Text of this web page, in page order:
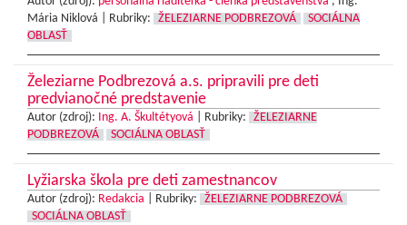
Mária Niklová |
Rubriky: ŽELEZIARNE PODBREZOVÁ
SOCIÁLNA
OBLASŤ
Železiarne Podbrezová a.s. pripravili pre deti
predvianočné predstavenie
Autor (zdroj): Ing. A. Škultétyová Rubriky:
ŽELEZIARNE
PODBREZOVÁ
SOCIÁLNA OBLASŤ
Lyžiarska škola pre deti zamestnancov
Autor (zdroj): Redakcia Rubriky:
ŽELEZIARNE PODBREZOVÁ
SOCIÁLNA OBLASŤ